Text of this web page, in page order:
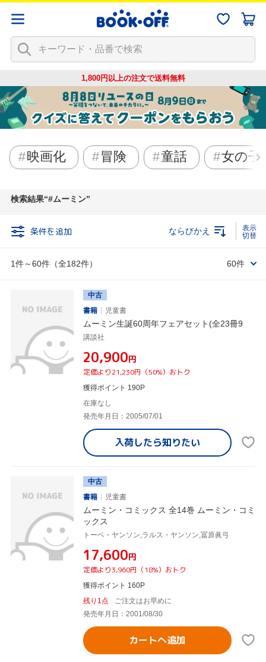
1,800円以上の注文で送料無料
映画化 冒険 童話 女の子
検索結果 #ムーミン
条件を追加
1件～60件（全182件）
ならびかえ
60件
中古
書籍
児童書
ムーミン生誕60周年フェアセット(全23冊9
講談社
¥20,900円
定価より21,230円（50%）おトク
獲得ポイント 190P
在庫なし
発売年月日：2005/07/01
入荷したら知りたい
中古
書籍
児童書
ムーミン・コミックス 全14巻 ムーミン・コミ
ックス
トーベ・ヤンソン,ラルス・ヤンソン,冨原眞弓
¥17,600円
定価より3,960円（18%）おトク
獲得ポイント 160P
残り1点
ご注文はお早めに
発売年月日：2001/08/30
カートへ追加